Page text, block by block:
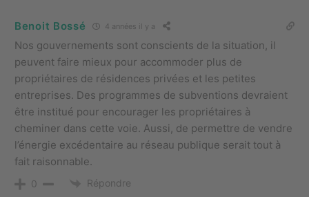
Benoit Bossé 4 années il y a
Nos gouvernements sont conscients de la situation, il
peuvent faire mieux pour accommoder plus de
propriétaires de résidences privées et les petites
entreprises. Des programmes de subventions devraient
être institué pour encourager les propriétaires à
cheminer dans cette voie. Aussi, de permettre de vendre
l’énergie excédentaire au réseau publique serait tout à
fait raisonnable.
0 Répondre